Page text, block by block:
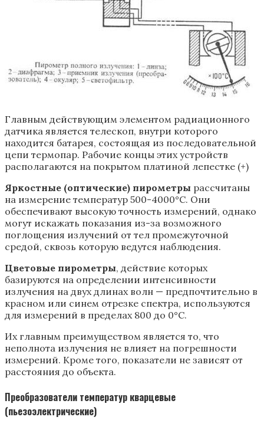
Главным действующим элементом радиационного
датчика является телескоп, внутри которого
находится батарея, состоящая из последовательной
цепи термопар. Рабочие концы этих устройств
располагаются на покрытом платиной лепестке (+)
Яркостные (оптические) пирометры рассчитаны
на измерение температур 500-4000°С. Они
обеспечивают высокую точность измерений, однако
могут искажать показания из-за возможного
поглощения излучений от тел промежуточной
средой, сквозь которую ведутся наблюдения.
Цветовые пирометры, действие которых
базируются на определении интенсивности
излучения на двух длинах волн — предпочтительно в
красном или синем отрезке спектра, используются
для измерений в пределах 800 до 0°С.
Их главным преимуществом является то, что
неполнота излучения не влияет на погрешности
измерений. Кроме того, показатели не зависят от
расстояния до объекта.
Преобразователи температур кварцевые
(пьезоэлектрические)